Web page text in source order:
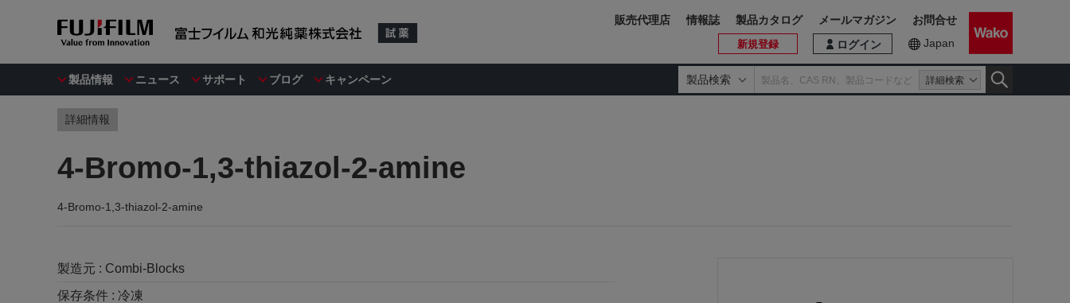
製品情報 ニュース サポート ブログ キャンペーン 製品検索 詳細検索
ログイン
新規登録 Japan
販売代理店 情報誌 製品カタログ メールマガジン お問合せ
詳細情報
4-Bromo-1,3-thiazol-2-amine
4-Bromo-1,3-thiazol-2-amine
製造元 : Combi-Blocks
保存条件 : 冷凍